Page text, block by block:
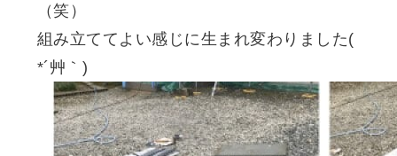
（笑）
組み立ててよい感じに生まれ変わりました(
*´艸｀)